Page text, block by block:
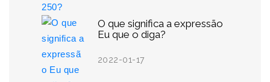
O que significa a expressão
Eu que o diga?
2022-01-17